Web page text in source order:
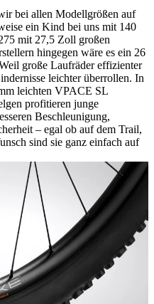
bei allen Modellgrößen auf
ein Kind bei uns mit 140
mit 27,5 Zoll großen
hingegen wäre es ein 26
große Laufräder effizienter
leichter überrollen. In
leichten VPACE SL
profitieren junge
Beschleunigung,
– egal ob auf dem Trail,
sind sie ganz einfach auf